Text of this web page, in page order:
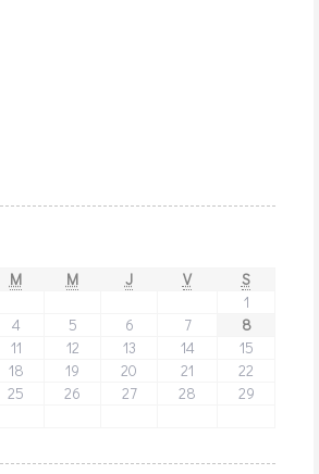
M M J V
S
1
4 5 6 7
8
11 12 13 14
15
18 19 20 21
22
25 26 27 28
29